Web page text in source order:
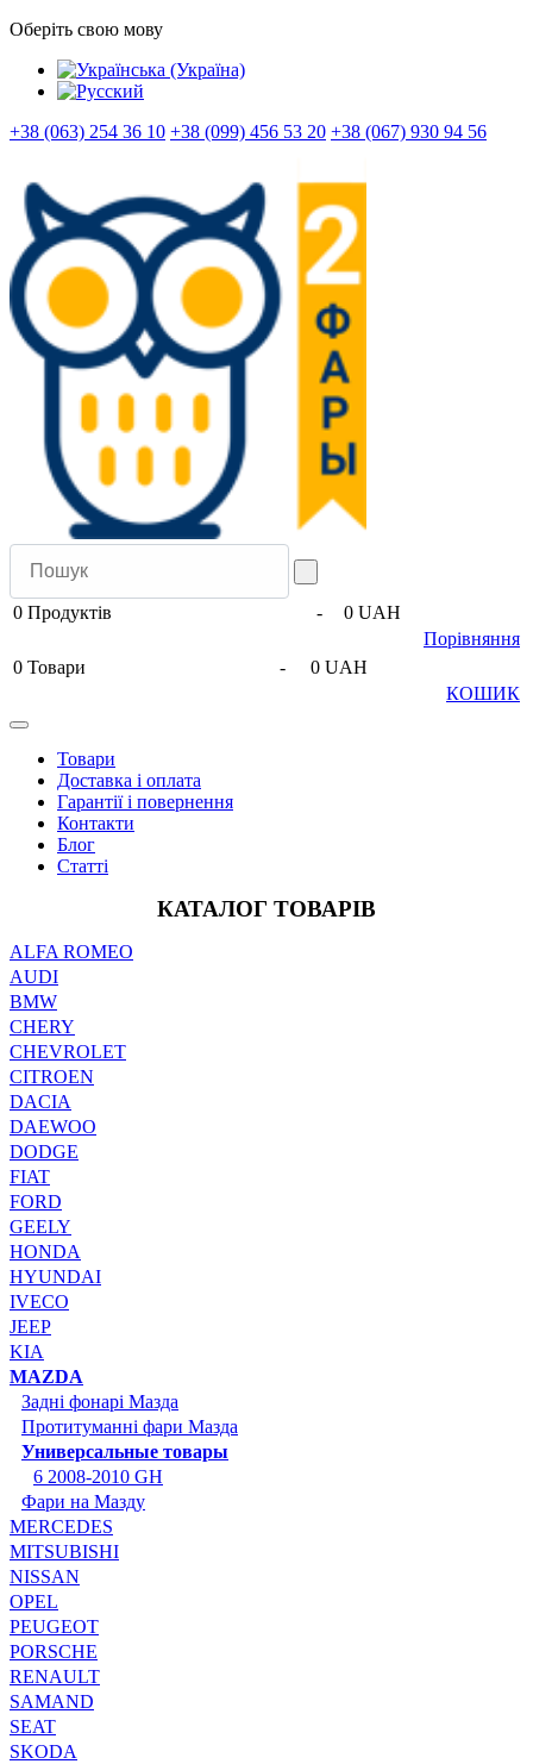
Оберіть свою мову
+38 (063) 254 36 10 +38 (099) 456 53 20 +38 (067) 930 94 56
0 Продуктів -
0 UAH
Порівняння
0 Товари -
0 UAH
КОШИК
Товари
Доставка і оплата
Гарантії і повернення
Контакти
Блог
Статті
КАТАЛОГ ТОВАРІВ
ALFA ROMEO
AUDI
BMW
CHERY
CHEVROLET
CITROEN
DACIA
DAEWOO
DODGE
FIAT
FORD
GEELY
HONDA
HYUNDAI
IVECO
JEEP
KIA
MAZDA
Задні фонарі Мазда
Протитуманні фари Мазда
Универсальные товары
6 2008-2010 GH
Фари на Мазду
MERCEDES
MITSUBISHI
NISSAN
OPEL
PEUGEOT
PORSCHE
RENAULT
SAMAND
SEAT
SKODA